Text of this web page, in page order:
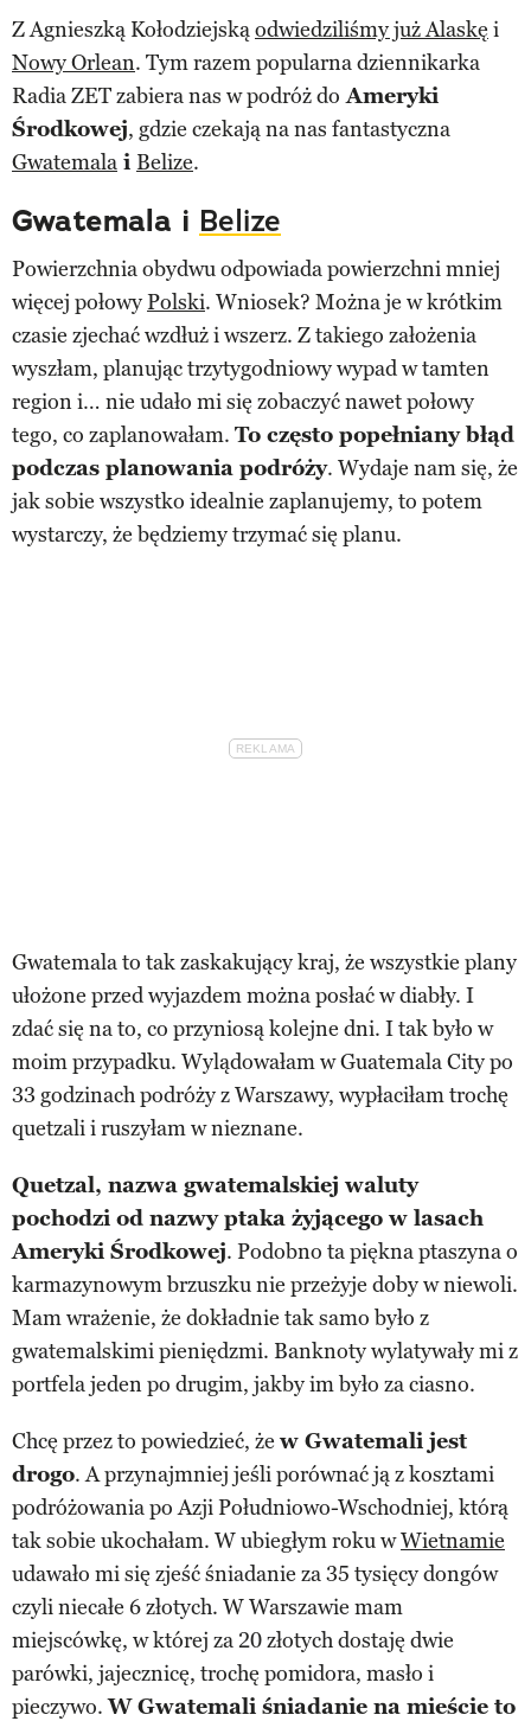
Z Agnieszką Kołodziejskąodwiedziliśmy już Alaskę i
Nowy Orlean. Tym razem popularna dziennikarka
Radia ZET zabiera nas w podróż do Ameryki
Środkowej, gdzie czekają na nas fantastyczna
Gwatemala i Belize.
Gwatemala i Belize
Powierzchnia obydwu odpowiada powierzchni mniej
więcej połowyPolski. Wniosek? Można je w krótkim
czasie zjechać wzdłuż i wszerz. Z takiego założenia
wyszłam, planując trzytygodniowy wypad w tamten
region i… nie udało mi się zobaczyć nawet połowy
tego, co zaplanowałam. To często popełniany błąd
podczas planowania podróży. Wydaje nam się, że
jak sobie wszystko idealnie zaplanujemy, to potem
wystarczy, że będziemy trzymać się planu.
Gwatemala to tak zaskakujący kraj, że wszystkie plany
ułożone przed wyjazdem można posłać w diabły. I
zdać się na to, co przyniosą kolejne dni. I tak było w
moim przypadku. Wylądowałam w Guatemala City po
33 godzinach podróży z Warszawy, wypłaciłam trochę
quetzali i ruszyłam w nieznane.
Quetzal, nazwa gwatemalskiej waluty
pochodzi od nazwy ptaka żyjącego w lasach
Ameryki Środkowej. Podobno ta piękna ptaszyna o
karmazynowym brzuszku nie przeżyje doby w niewoli.
Mam wrażenie, że dokładnie tak samo było z
gwatemalskimi pieniędzmi. Banknoty wylatywały mi z
portfela jeden po drugim, jakby im było za ciasno.
Chcę przez to powiedzieć, że w Gwatemali jest
drogo. A przynajmniej jeśli porównać ją z kosztami
podróżowania po Azji Południowo-Wschodniej, którą
tak sobie ukochałam. W ubiegłym roku wWietnamie
udawało mi się zjeść śniadanie za 35 tysięcy dongów
czyli niecałe 6 złotych. W Warszawie mam
miejscówkę, w której za 20 złotych dostaję dwie
parówki, jajecznicę, trochę pomidora, masło i
pieczywo.W Gwatemali śniadanie na mieście to